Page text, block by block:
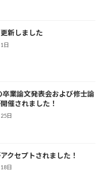
新しました
日
卒業論文発表会および修士論
催されました！
日
クセプトされました！
日